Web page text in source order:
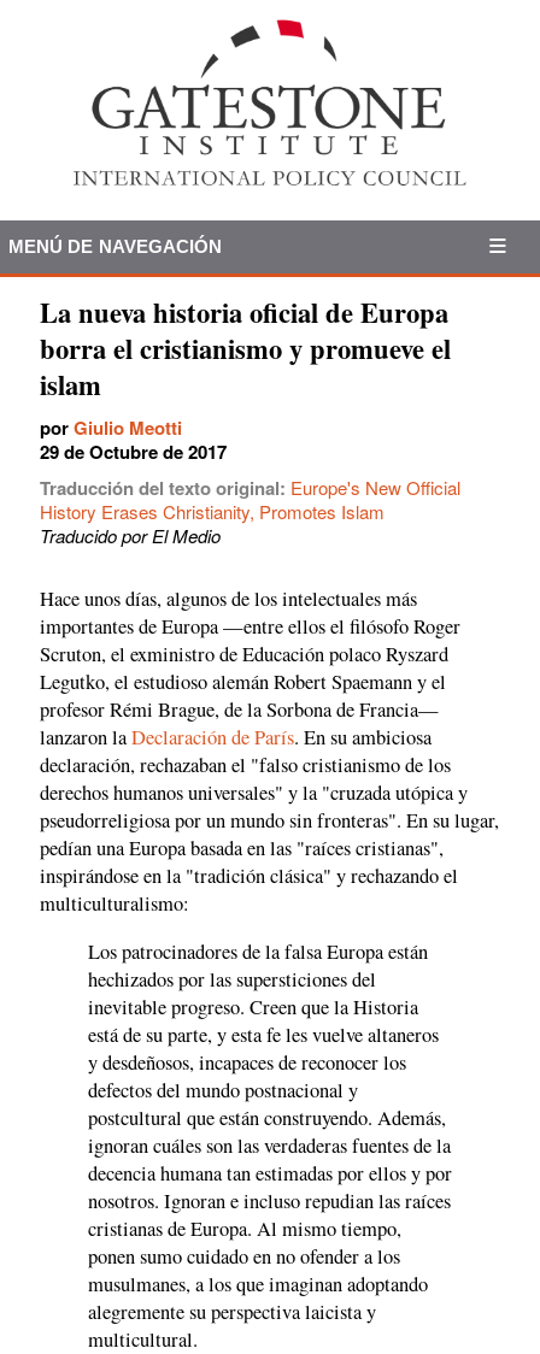
MENÚ DE NAVEGACIÓN
La nueva historia oficial de Europa
borra el cristianismo y promueve el
islam
porGiulio Meotti
29 de Octubre de 2017
Traducción del texto original: Europe's New Official
History Erases Christianity, Promotes Islam
Traducido por El Medio
Hace unos días, algunos de los intelectuales más
importantes de Europa —entre ellos el filósofo Roger
Scruton, el exministro de Educación polaco Ryszard
Legutko, el estudioso alemán Robert Spaemann y el
profesor Rémi Brague, de la Sorbona de Francia—
lanzaron laDeclaración de París. En su ambiciosa
declaración, rechazaban el "falso cristianismo de los
derechos humanos universales" y la "cruzada utópica y
pseudorreligiosa por un mundo sin fronteras". En su lugar,
pedían una Europa basada en las "raíces cristianas",
inspirándose en la "tradición clásica" y rechazando el
multiculturalismo:
Los patrocinadores de la falsa Europa están
hechizados por las supersticiones del
inevitable progreso. Creen que la Historia
está de su parte, y esta fe les vuelve altaneros
y desdeñosos, incapaces de reconocer los
defectos del mundo postnacional y
postcultural que están construyendo. Además,
ignoran cuáles son las verdaderas fuentes de la
decencia humana tan estimadas por ellos y por
nosotros. Ignoran e incluso repudian las raíces
cristianas de Europa. Al mismo tiempo,
ponen sumo cuidado en no ofender a los
musulmanes, a los que imaginan adoptando
alegremente su perspectiva laicista y
multicultural.